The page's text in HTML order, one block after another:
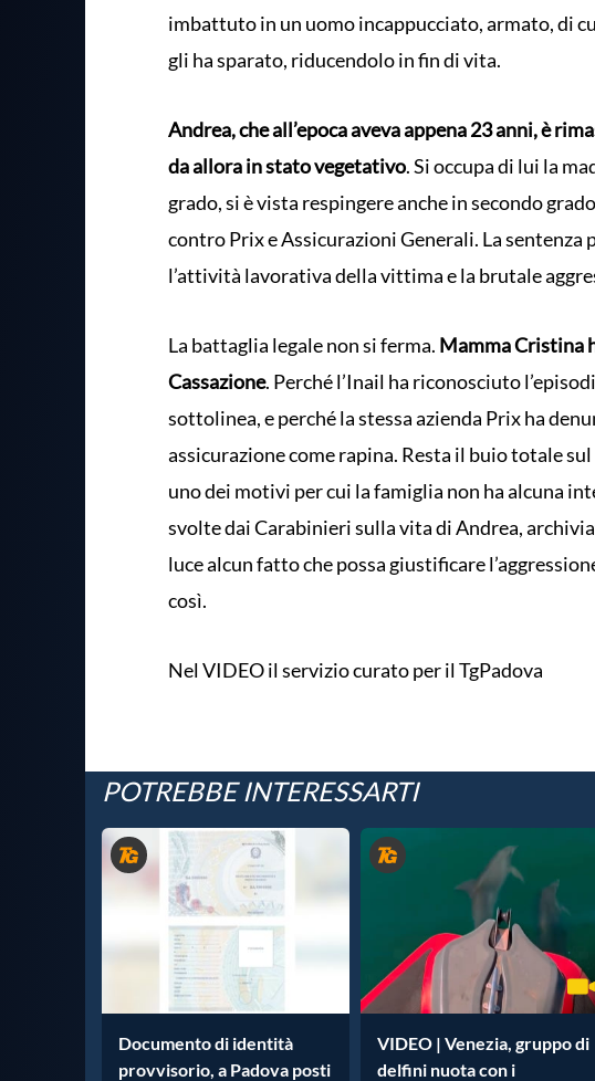
imbattuto in un uomo incappucciato, armato, di
gli ha sparato, riducendolo in fin di vita.
Andrea, che all’epoca aveva appena 23 anni, è
da allora in stato vegetativo. Si occupa di lui la
grado, si è vista respingere anche in secondo
contro Prix e Assicurazioni Generali. La sentenza
l’attività lavorativa della vittima e la brutale
La battaglia legale non si ferma. Mamma Cristina
Cassazione. Perché l’Inail ha riconosciuto
sottolinea, e perché la stessa azienda Prix ha
assicurazione come rapina. Resta il buio totale
uno dei motivi per cui la famiglia non ha alcuna
svolte dai Carabinieri sulla vita di Andrea,
luce alcun fatto che possa giustificare
così.
Nel VIDEO il servizio curato per il TgPadova
POTREBBE INTERESSARTI
Documento di identità
provvisorio, a Padova posti
VIDEO | Venezia, gruppo di
delfini nuota con i